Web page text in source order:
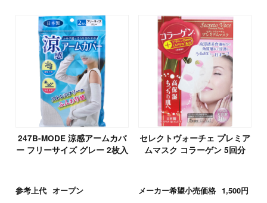
247B-MODE 涼感アームカバ
ー フリーサイズ グレー 2枚入
参考上代 オープン
セレクトヴォーチェ プレミア
ムマスク コラーゲン 5回分
メーカー希望小売価格 1,500円